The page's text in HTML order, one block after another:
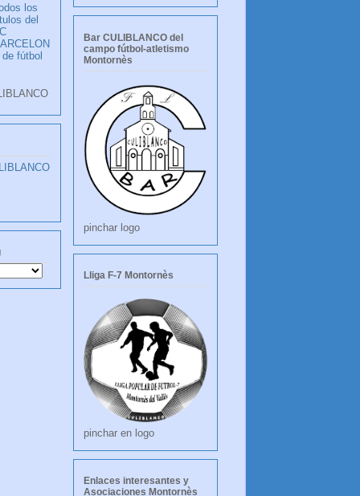
los
del
de fútbol
Bar CULIBLANCO del
campo fútbol-atletismo
Montornès
pinchar logo
Lliga F-7 Montornès
pinchar en logo
Enlaces interesantes y
Asociaciones Montornès